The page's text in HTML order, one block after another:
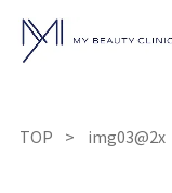
TOP img03@2x